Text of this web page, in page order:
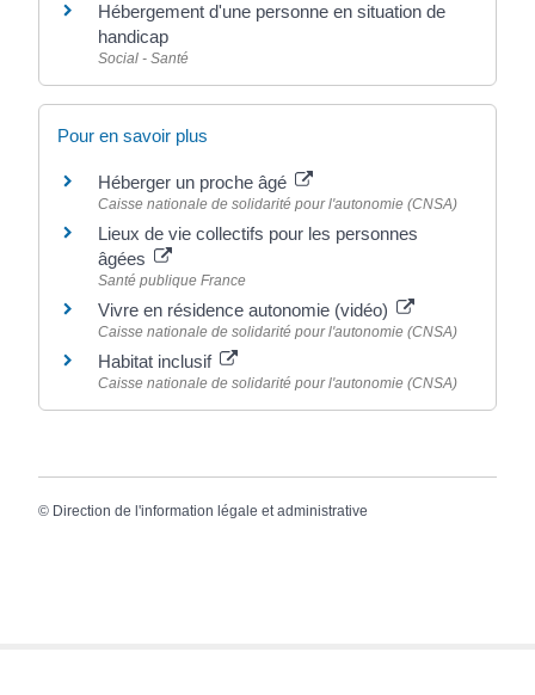
Hébergement d'une personne en situation de
handicap
Social - Santé
Pour en savoir plus
Héberger un proche âgé
Caisse nationale de solidarité pour l'autonomie (CNSA)
Lieux de vie collectifs pour les personnes
âgées
Santé publique France
Vivre en résidence autonomie (vidéo)
Caisse nationale de solidarité pour l'autonomie (CNSA)
Habitat inclusif
Caisse nationale de solidarité pour l'autonomie (CNSA)
© Direction de l'information légale et administrative